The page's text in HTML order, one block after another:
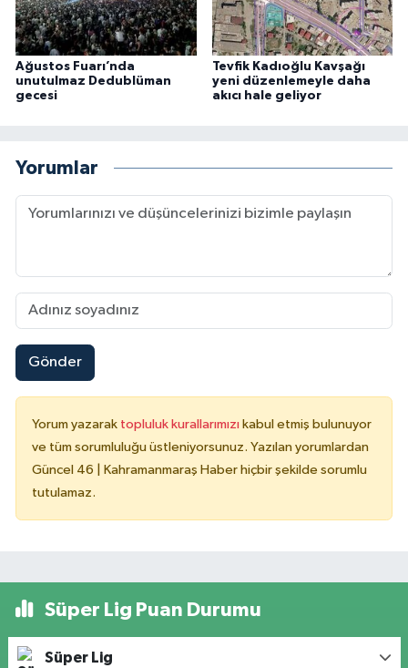
Ağustos Fuarı’nda
unutulmaz Dedublüman
gecesi
Tevfik Kadıoğlu Kavşağı
yeni düzenlemeyle daha
akıcı hale geliyor
Yorumlar
Gönder
Yorum yazarak topluluk kurallarımızı kabul etmiş bulunuyor
ve tüm sorumluluğu üstleniyorsunuz. Yazılan yorumlardan
Güncel 46 | Kahramanmaraş Haber hiçbir şekilde sorumlu
tutulamaz.
Süper Lig Puan Durumu
Süper Lig